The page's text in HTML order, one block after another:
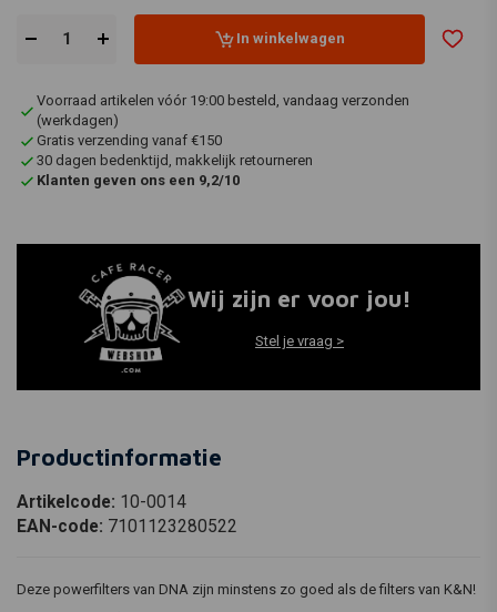
In winkelwagen
Voorraad artikelen vóór 19:00 besteld, vandaag verzonden
(werkdagen)
Gratis verzending vanaf €150
30 dagen bedenktijd, makkelijk retourneren
Klanten geven ons een 9,2/10
Wij zijn er voor jou!
Stel je vraag >
Productinformatie
Artikelcode: 10-0014
EAN-code: 7101123280522
Deze powerfilters van DNA zijn minstens zo goed als de filters van K&N!